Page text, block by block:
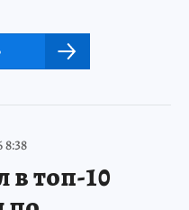
в топ-10